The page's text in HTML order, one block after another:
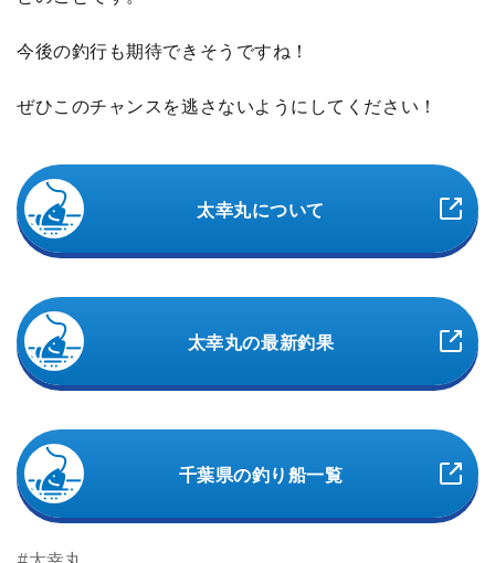
今後の釣行も期待できそうですね！
ぜひこのチャンスを逃さないようにしてください！
太幸丸について
太幸丸の最新釣果
千葉県の釣り船一覧